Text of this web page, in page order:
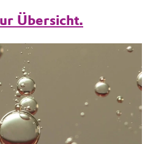
Übersicht.